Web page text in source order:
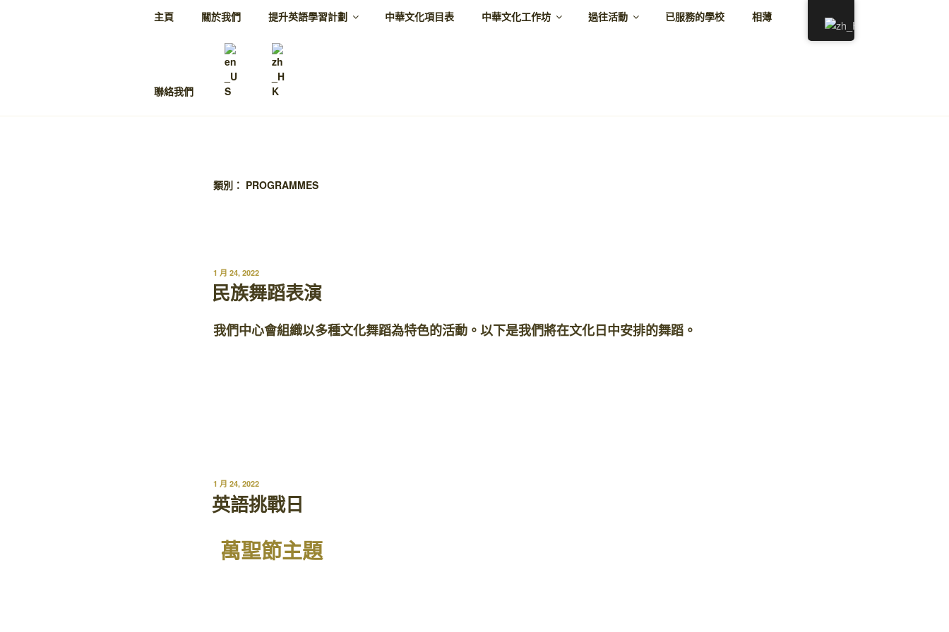
主頁 關於我們 提升英語學習計劃 中華文化項目表 中華文化工作坊 過往活動 已服務的學校 相薄
聯絡我們
類別： PROGRAMMES
1 月 24, 2022
民族舞蹈表演
我們中心會組織以多種文化舞蹈為特色的活動。以下是我們將在文化日中安排的舞蹈。
1 月 24, 2022
英語挑戰日
萬聖節主題